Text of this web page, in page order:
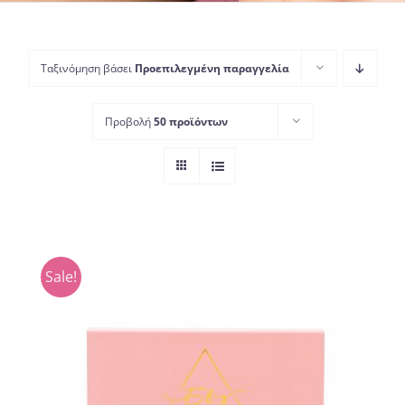
Ταξινόμηση βάσει Προεπιλεγμένη παραγγελία
Προβολή50 προϊόντων
Sale!